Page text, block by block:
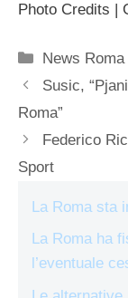
Photo Credits |
Categorie
News Roma
Susic,
Roma”
Federico
Sport
La Roma sta
La Roma ha
l’eventuale